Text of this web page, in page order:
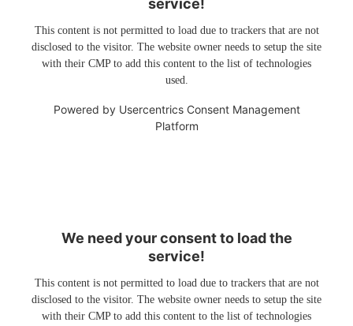
service!
This content is not permitted to load due to trackers that are not
disclosed to the visitor. The website owner needs to setup the site
with their CMP to add this content to the list of technologies
used.
Powered by Usercentrics Consent Management
Platform
We need your consent to load the
service!
This content is not permitted to load due to trackers that are not
disclosed to the visitor. The website owner needs to setup the site
with their CMP to add this content to the list of technologies